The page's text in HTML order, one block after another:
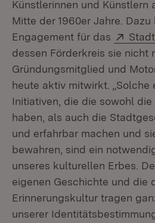
Künstlerinnen und Künstlern
Mitte der 1960er Jahre. Dazu
Engagement für das
dessen Förderkreis sie nicht
Gründungsmitglied und
heute aktiv mitwirkt. „Solche
Initiativen, die die sowohl
haben, als auch die
und erfahrbar machen und
bewahren, sind ein
unseres kulturellen Erbes.
eigenen Geschichte und die
Erinnerungskultur tragen
unserer